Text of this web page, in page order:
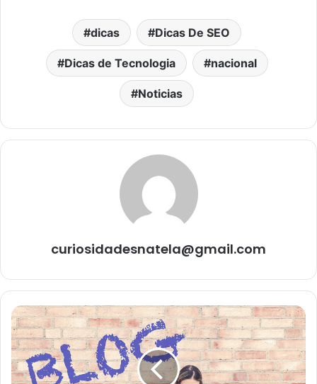
dicas Dicas De SEO
Dicas de Tecnologia nacional
Noticias
curiosidadesnatela@gmail.com
Conheça
os
benefícios
poderosos
de